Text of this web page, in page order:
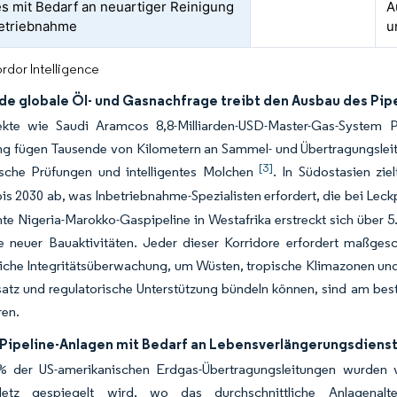
mit Bedarf an neuartiger Reinigung
Intelligence
globale Öl- und Gasnachfrage treibt den Ausbau des
wie Saudi Aramcos 8,8-Milliarden-USD-Master-Gas-System
fügen Tausende von Kilometern an Sammel- und
Prüfungen und intelligentes Molchen [3]. In Südostasien
2030 ab, was Inbetriebnahme-Spezialisten erfordert, die bei
Nigeria-Marokko-Gaspipeline in Westafrika erstreckt sich über
neuer Bauaktivitäten. Jeder dieser Korridore erfordert
Integritätsüberwachung, um Wüsten, tropische Klimazonen
und regulatorische Unterstützung bündeln können, sind am
Anlagen mit Bedarf an
der US-amerikanischen Erdgas-Übertragungsleitungen
gespiegelt wird, wo das durchschnittliche